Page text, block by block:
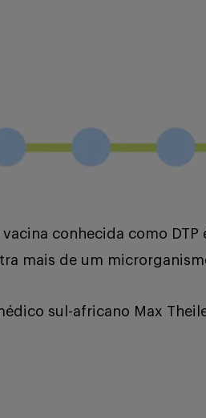
conhecida como DTP
mais de um
sul-africano Max